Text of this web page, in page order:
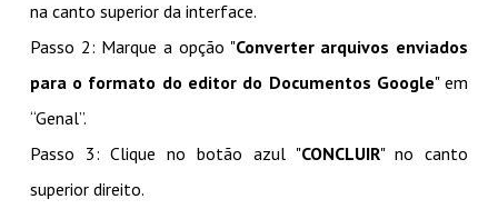
na canto superior da interface.
Passo 2: Marque a opção "Converter arquivos enviados
para o formato do editor do Documentos Google" em
“Genal”.
Passo 3: Clique no botão azul "CONCLUIR" no canto
superior direito.